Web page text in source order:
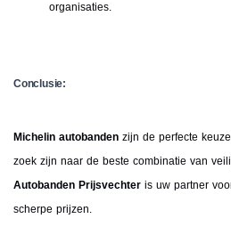
organisaties.
Conclusie:
Michelin autobanden zijn de perfecte
zoek zijn naar de beste combinatie van
Autobanden Prijsvechter is uw partner
scherpe prijzen.